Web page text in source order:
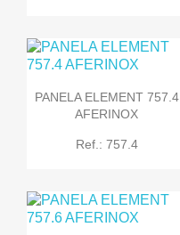
PANELA ELEMENT 757.4
AFERINOX
Ref.: 757.4